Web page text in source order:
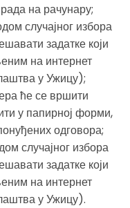
на рачунару;
случајног избора
задатке који
на интернет
у Ужицу);
ће се вршити
у папирној форми,
одговора;
случајног избора
задатке који
на интернет
у Ужицу).